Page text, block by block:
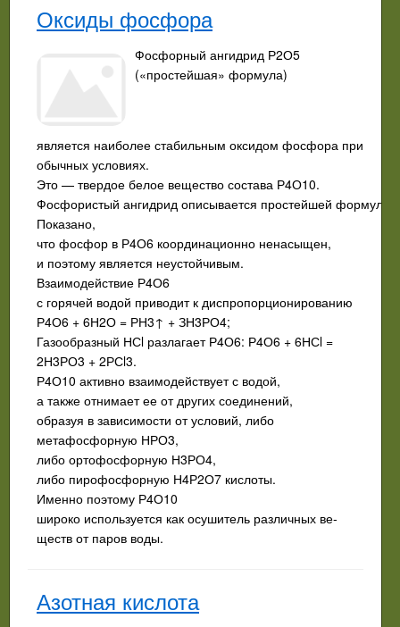
Оксиды фосфора
Фосфорный ангидрид Р2О5
(«простейшая» формула)
является наиболее стабильным оксидом фосфора при
обычных условиях.
Это — твердое белое вещество состава Р4О10.
Фосфористый ангидрид описывается простейшей
Показано,
что фосфор в Р4О6 координационно ненасыщен,
и поэтому является неустойчивым.
Взаимодействие Р4О6
с горячей водой приводит к диспропорционированию
Р4О6 + 6Н2О = РН3↑ + ЗН3РО4;
Газообразный НСl разлагает Р4О6: Р4О6 + 6НСl =
2Н3РО3 + 2РСl3.
Р4О10 активно взаимодействует с водой,
а также отнимает ее от других соединений,
образуя в зависимости от условий, либо
метафосфорную НРО3,
либо ортофосфорную Н3РО4,
либо пирофосфорную Н4Р2О7 кислоты.
Именно поэтому Р4О10
широко используется как осушитель различных ве­
ществ от паров воды.
Азотная кислота